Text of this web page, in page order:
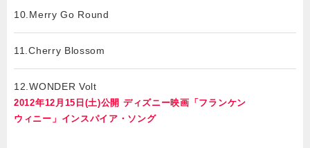
10.Merry Go Round
11.Cherry Blossom
12.WONDER Volt
2012年12月15日(土)公開 ディズニー映画「フランケン
ウィニー」インスパイア・ソング